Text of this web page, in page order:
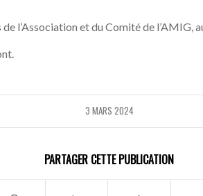
l’Association et du Comité de l’AMIG,
3 MARS 2024
PARTAGER CETTE PUBLICATION